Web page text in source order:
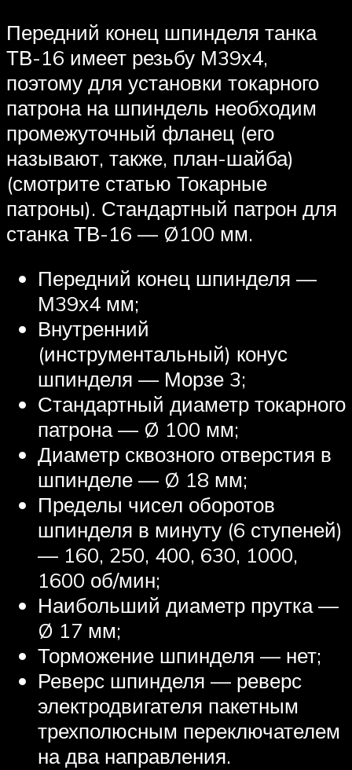
Передний конец шпинделя танка
ТВ-16 имеет резьбу М39х4,
поэтому для установки токарного
патрона на шпиндель необходим
промежуточный фланец (его
называют, также, план-шайба)
(смотрите статью Токарные
патроны). Стандартный патрон для
станка ТВ-16 — Ø100 мм.
Передний конец шпинделя —
М39х4 мм;
Внутренний
(инструментальный) конус
шпинделя — Морзе 3;
Стандартный диаметр токарного
патрона — Ø 100 мм;
Диаметр сквозного отверстия в
шпинделе — Ø 18 мм;
Пределы чисел оборотов
шпинделя в минуту (6 ступеней)
— 160, 250, 400, 630, 1000,
1600 об/мин;
Наибольший диаметр прутка —
Ø 17 мм;
Торможение шпинделя — нет;
Реверс шпинделя — реверс
электродвигателя пакетным
трехполюсным переключателем
на два направления.